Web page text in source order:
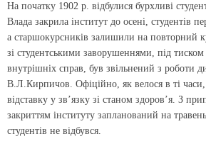
На початку 1902 р. відбулися бурхливі
Влада закрила інститут до осені, студентів
а старшокурсників залишили на повторний
зі студентськими заворушеннями, під тиском
внутрішніх справ, був звільнений з роботи
В.Л.Кирпичов. Офіційно, як велося в ті
відставку у зв’язку зі станом здоров’я. З
закриттям інституту запланований на
студентів не відбувся.